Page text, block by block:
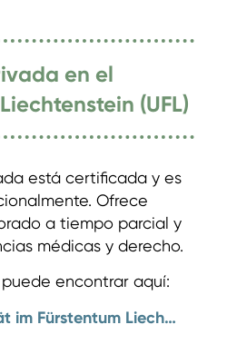
en el
(UFL)
está certificada y es
Ofrece
a tiempo parcial y
médicas y derecho.
encontrar aquí:
Fürstentum Liechtenstein